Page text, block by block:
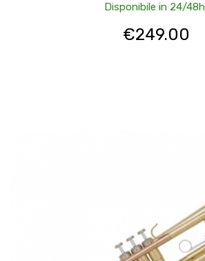
Disponibile in 24/48h
€249.00